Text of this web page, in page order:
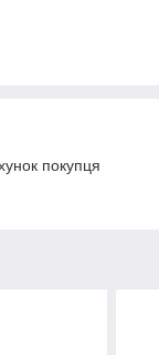
покупця